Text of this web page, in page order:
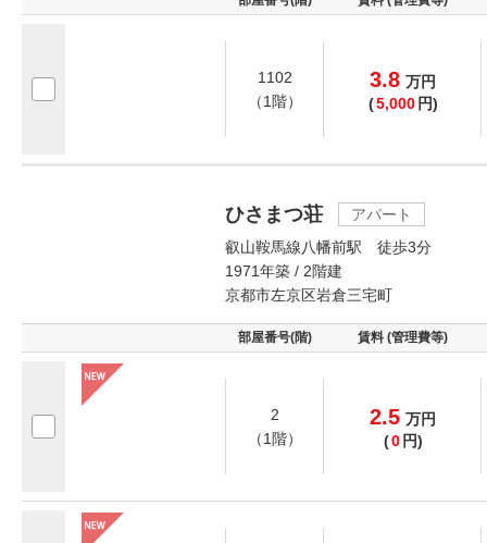
1102
（1階）
3.8 万円
(5,000 円)
ひさまつ荘
アパート
叡山鞍馬線八幡前駅 徒歩3分
1971年築 / 2階建
京都市左京区岩倉三宅町
部屋番号(階) 賃料 (管理費等)
2
（1階）
2.5 万円
(0 円)